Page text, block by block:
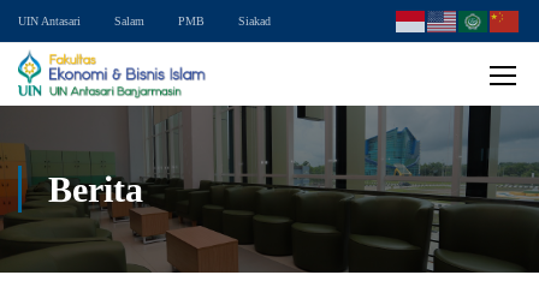
UIN Antasari Salam PMB Siakad
Berita